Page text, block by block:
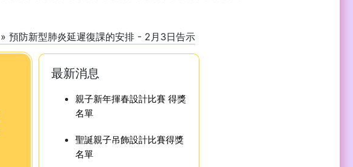
» 預防新型肺炎延遲復課的安排 - 2月3日告示
最新消息
親子新年揮春設計比賽 得獎
名單
聖誕親子吊飾設計比賽得獎
名單